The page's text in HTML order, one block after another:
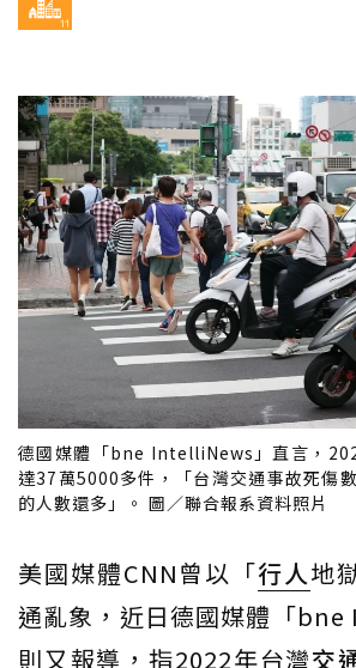
德國媒體「bne IntelliNews」直言，
達37萬5000多件，「台灣交通事故死傷
的人數還多」。 圖／聯合報系資料照片
美國媒體CNN曾以「行人地
通亂象，近日德國媒體「bne
則又報導，指2022年台灣交